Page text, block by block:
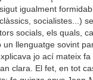
igualment
socialistes...)
socials, els quals,
un llenguatge sovint
jo ací mateix
clara. El fet, en tot